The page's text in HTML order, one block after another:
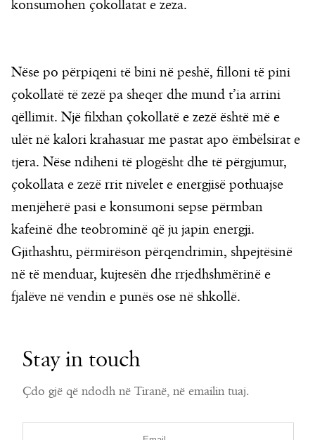
konsumohen çokollatat e zeza.
Nëse po përpiqeni të bini në peshë, filloni të pini
çokollatë të zezë pa sheqer dhe mund t’ia arrini
qëllimit. Një filxhan çokollatë e zezë është më e
ulët në kalori krahasuar me pastat apo ëmbëlsirat e
tjera. Nëse ndiheni të plogësht dhe të përgjumur,
çokollata e zezë rrit nivelet e energjisë pothuajse
menjëherë pasi e konsumoni sepse përmban
kafeinë dhe teobrominë që ju japin energji.
Gjithashtu, përmirëson përqendrimin, shpejtësinë
në të menduar, kujtesën dhe rrjedhshmërinë e
fjalëve në vendin e punës ose në shkollë.
Stay in touch
Çdo gjë që ndodh në Tiranë, në emailin tuaj.